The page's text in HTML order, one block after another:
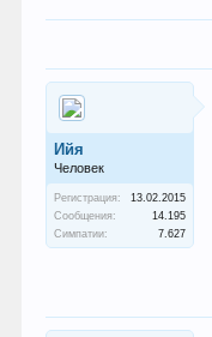
Ийя
Человек
Регистрация:
13.02.2015
Сообщения:
14.195
Симпатии:
7.627